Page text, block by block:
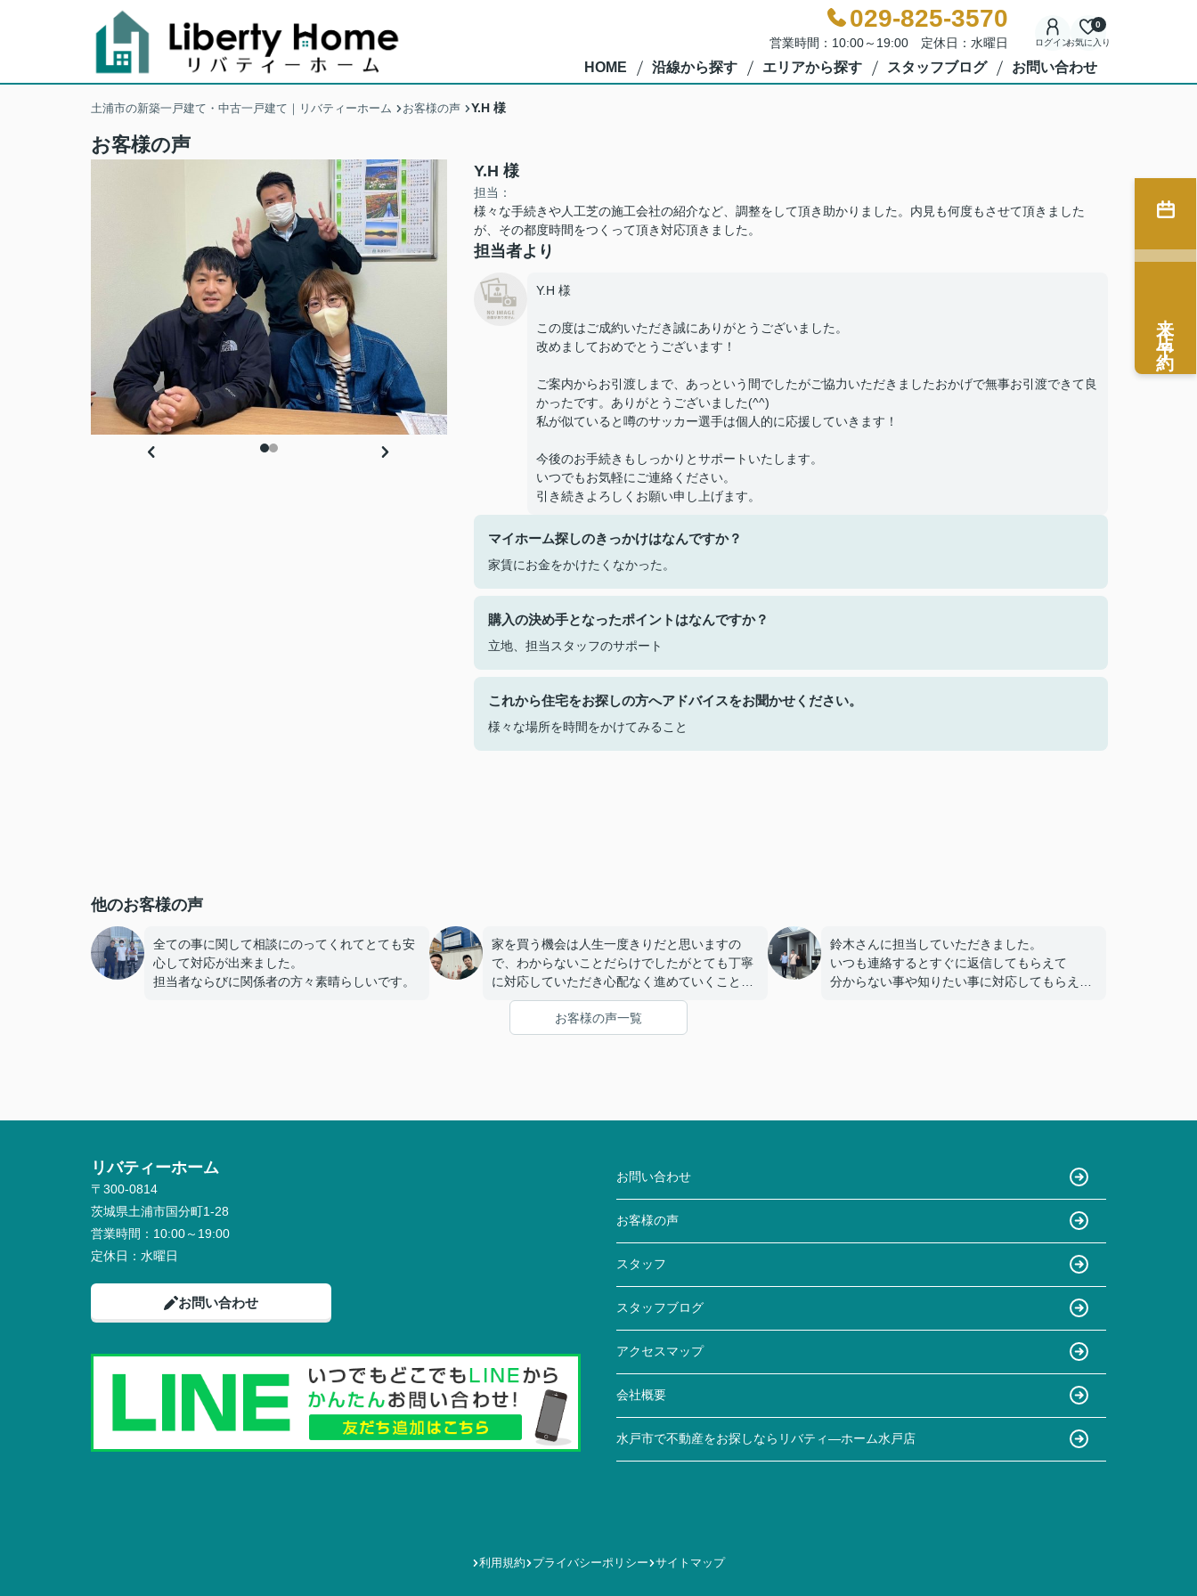
029-825-3570
営業時間：10:00～19:00 定休日：水曜日 ログインお気に入り
0
HOME 沿線から探す エリアから探す スタッフブログ お問い合わせ
土浦市の新築一戸建て・中古一戸建て｜リバティーホーム お客様の声 Y.H 様
お客様の声
Y.H 様
担当：
様々な手続きや人工芝の施工会社の紹介など、調整をして頂き助かりました。内見も何度もさせて頂きました
が、その都度時間をつくって頂き対応頂きました。
担当者より
Y.H 様
この度はご成約いただき誠にありがとうございました。
改めましておめでとうございます！
ご案内からお引渡しまで、あっという間でしたがご協力いただきましたおかげで無事お引渡できて良
かったです。ありがとうございました(^^)
私が似ていると噂のサッカー選手は個人的に応援していきます！
今後のお手続きもしっかりとサポートいたします。
いつでもお気軽にご連絡ください。
引き続きよろしくお願い申し上げます。
マイホーム探しのきっかけはなんですか？
家賃にお金をかけたくなかった。
購入の決め手となったポイントはなんですか？
立地、担当スタッフのサポート
これから住宅をお探しの方へアドバイスをお聞かせください。
様々な場所を時間をかけてみること
他のお客様の声
全ての事に関して相談にのってくれてとても安
心して対応が出来ました。
担当者ならびに関係者の方々素晴らしいです。
家を買う機会は人生一度きりだと思いますの
で、わからないことだらけでしたがとても丁寧
に対応していただき心配なく進めていくことが
できました。
鈴木さんに担当していただきました。
いつも連絡するとすぐに返信してもらえて
分からない事や知りたい事に対応してもらえた
お客様の声一覧
来店予約
リバティーホーム
〒300-0814
茨城県土浦市国分町1-28
営業時間： 10:00～19:00
定休日： 水曜日
お問い合わせ
お問い合わせ
お客様の声
スタッフ
スタッフブログ
アクセスマップ
会社概要
水戸市で不動産をお探しならリバティ―ホーム水戸店
利用規約 プライバシーポリシー サイトマップ